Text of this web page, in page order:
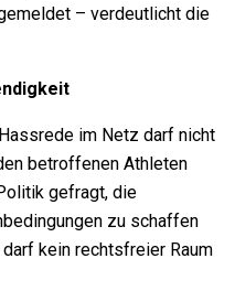
– verdeutlicht die
im Netz darf nicht
betroffenen Athleten
gefragt, die
zu schaffen
kein rechtsfreier Raum